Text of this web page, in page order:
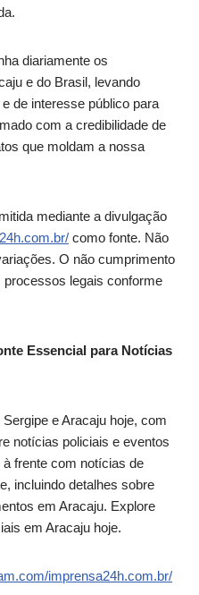
diariamente os
e do Brasil, levando
de interesse público para
com a credibilidade de
que moldam a nossa
mediante a divulgação
como fonte. Não
O não cumprimento
legais conforme
Essencial para Notícias
e Aracaju hoje, com
notícias policiais e eventos
frente com notícias de
incluindo detalhes sobre
em Aracaju. Explore
em Aracaju hoje.
imprensa24h.com.br/